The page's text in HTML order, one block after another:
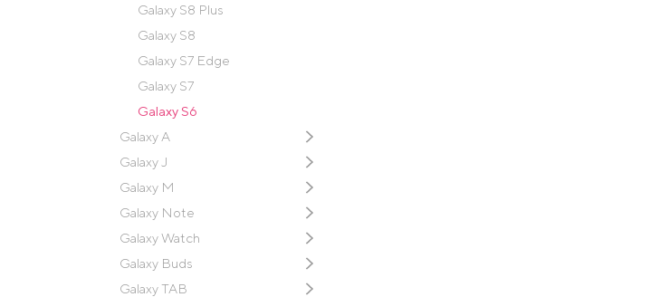
Galaxy S8 Plus
Galaxy S8
Galaxy S7 Edge
Galaxy S7
Galaxy S6
Galaxy A
Galaxy J
Galaxy M
Galaxy Note
Galaxy Watch
Galaxy Buds
Galaxy TAB